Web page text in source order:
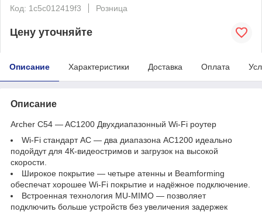
Код: 1c5c012419f3
Розница
Цену уточняйте
Описание Характеристики Доставка Оплата
Описание
Archer C54 — AC1200 Двухдиапазонный Wi‑Fi роутер
Wi-Fi стандарт AC — два диапазона AC1200 идеально
подойдут для 4К‑видеостримов и загрузок на высокой
скорости.
Широкое покрытие — четыре атенны и Beamforming
обеспечат хорошее Wi-Fi покрытие и надёжное подключение.
Встроенная технология MU-MIMO — позволяет
подключить больше устройств без увеличения задержек